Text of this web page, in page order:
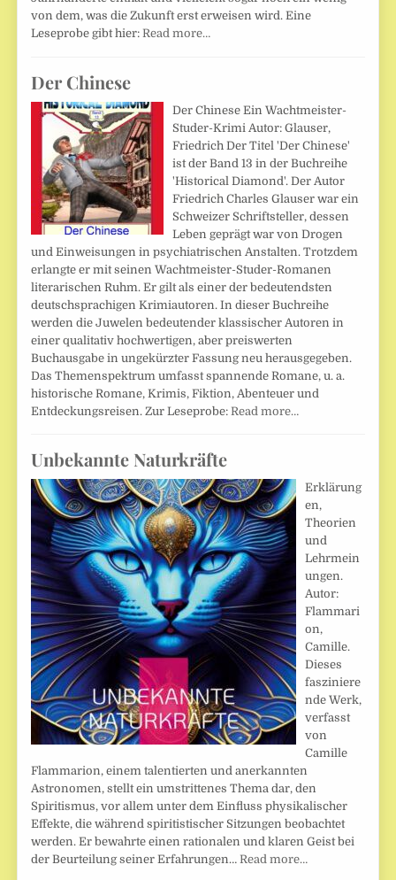
von dem, was die Zukunft erst erweisen wird. Eine
Leseprobe gibt hier:Read more…
Der Chinese
Der Chinese Ein Wachtmeister-
Studer-Krimi Autor: Glauser,
Friedrich Der Titel 'Der Chinese'
ist der Band 13 in der Buchreihe
'Historical Diamond'. Der Autor
Friedrich Charles Glauser war ein
Schweizer Schriftsteller, dessen
Leben geprägt war von Drogen
und Einweisungen in psychiatrischen Anstalten. Trotzdem
erlangte er mit seinen Wachtmeister-Studer-Romanen
literarischen Ruhm. Er gilt als einer der bedeutendsten
deutschsprachigen Krimiautoren. In dieser Buchreihe
werden die Juwelen bedeutender klassischer Autoren in
einer qualitativ hochwertigen, aber preiswerten
Buchausgabe in ungekürzter Fassung neu herausgegeben.
Das Themenspektrum umfasst spannende Romane, u. a.
historische Romane, Krimis, Fiktion, Abenteuer und
Entdeckungsreisen. Zur Leseprobe: Read more…
Unbekannte Naturkräfte
Erklärung
en,
Theorien
und
Lehrmein
ungen.
Autor:
Flammari
on,
Camille.
Dieses
fasziniere
nde Werk,
verfasst
von
Camille
Flammarion, einem talentierten und anerkannten
Astronomen, stellt ein umstrittenes Thema dar, den
Spiritismus, vor allem unter dem Einfluss physikalischer
Effekte, die während spiritistischer Sitzungen beobachtet
werden. Er bewahrte einen rationalen und klaren Geist bei
der Beurteilung seiner Erfahrungen… Read more…